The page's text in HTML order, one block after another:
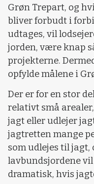
Grøn Trepart, og
bliver forbudt i
udtages, vil
jorden, være knap
projekterne.
opfylde målene i
Der er for en stor
relativt små
jagt eller udlejer
jagtretten mange
som udlejes til
lavbundsjordene
dramatisk, hvis